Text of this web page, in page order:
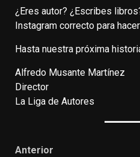
¿Eres autor? ¿Escribes
Instagram correcto para
Hasta nuestra próxima
Alfredo Musante Martínez
Director
La Liga de Autores
Anterior